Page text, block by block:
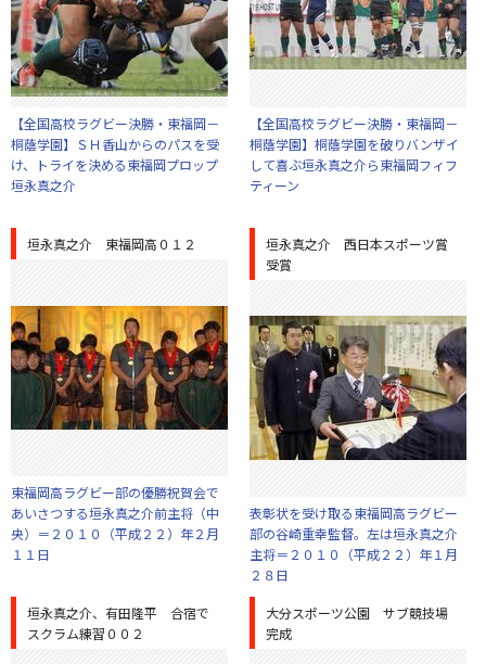
【全国高校ラグビー決勝・東福岡－
桐蔭学園】ＳＨ香山からのパスを受
け、トライを決める東福岡プロップ
垣永真之介
【全国高校ラグビー決勝・東福岡－
桐蔭学園】桐蔭学園を破りバンザイ
して喜ぶ垣永真之介ら東福岡フィフ
ティーン
垣永真之介 東福岡高０１２
東福岡高ラグビー部の優勝祝賀会で
あいさつする垣永真之介前主将（中
央）＝２０１０（平成２２）年２月
１１日
垣永真之介 西日本スポーツ賞
受賞
表彰状を受け取る東福岡高ラグビー
部の谷崎重幸監督。左は垣永真之介
主将＝２０１０（平成２２）年１月
２８日
垣永真之介、有田隆平 合宿で
スクラム練習００２
大分スポーツ公園 サブ競技場
完成